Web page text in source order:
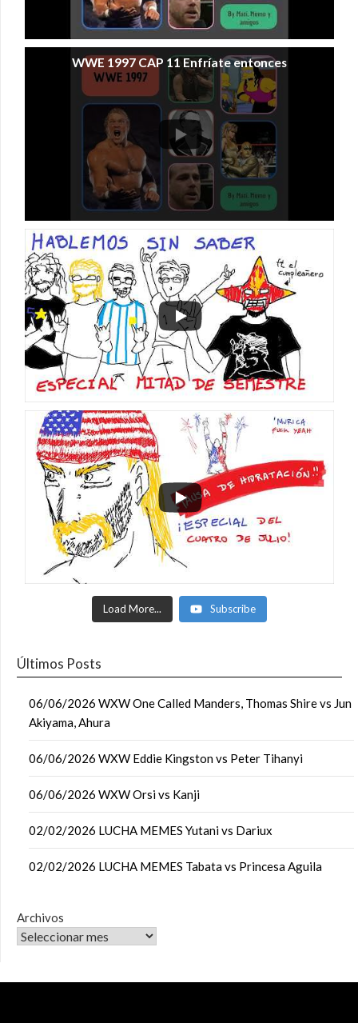
WWE 1997 CAP 11 Enfríate entonces
Load More... Subscribe
Últimos Posts
06/06/2026 WXW One Called Manders, Thomas Shire vs Jun
Akiyama, Ahura
06/06/2026 WXW Eddie Kingston vs Peter Tihanyi
06/06/2026 WXW Orsi vs Kanji
02/02/2026 LUCHA MEMES Yutani vs Dariux
02/02/2026 LUCHA MEMES Tabata vs Princesa Aguila
Archivos